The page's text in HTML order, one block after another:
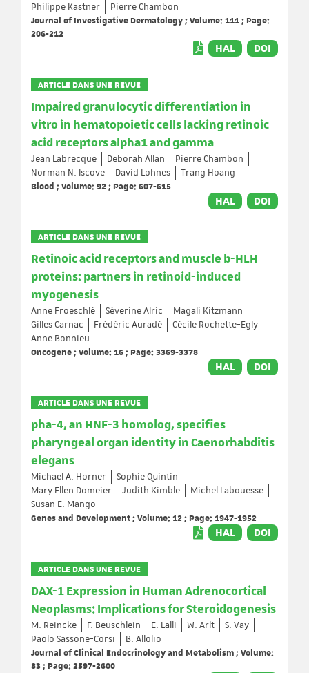
Philippe Kastner
Pierre Chambon
Journal of Investigative Dermatology ; Volume: 111 ; Page:
206-212
HAL DOI
ARTICLE DANS UNE REVUE
Impaired granulocytic differentiation in
vitro in hematopoietic cells lacking retinoic
acid receptors alpha1 and gamma
Jean Labrecque Deborah Allan
Pierre Chambon
Norman N. Iscove
David Lohnes
Trang Hoang
Blood ; Volume: 92 ; Page: 607-615
HAL DOI
ARTICLE DANS UNE REVUE
Retinoic acid receptors and muscle b-HLH
proteins: partners in retinoid-induced
myogenesis
Anne Froeschlé Séverine Alric
Magali Kitzmann
Gilles Carnac
Frédéric Auradé
Cécile Rochette-Egly
Anne Bonnieu
Oncogene ; Volume: 16 ; Page: 3369-3378
HAL DOI
ARTICLE DANS UNE REVUE
pha-4, an HNF-3 homolog, specifies
pharyngeal organ identity in Caenorhabditis
elegans
Michael A. Horner
Sophie Quintin
Mary Ellen Domeier
Judith Kimble
Michel Labouesse
Susan E. Mango
Genes and Development ; Volume: 12 ; Page: 1947-1952
HAL DOI
ARTICLE DANS UNE REVUE
DAX-1 Expression in Human Adrenocortical
Neoplasms: Implications for Steroidogenesis
M. Reincke F. Beuschlein E. Lalli W. Arlt
S. Vay
Paolo Sassone-Corsi
B. Allolio
Journal of Clinical Endocrinology and Metabolism ; Volume:
83 ; Page: 2597-2600